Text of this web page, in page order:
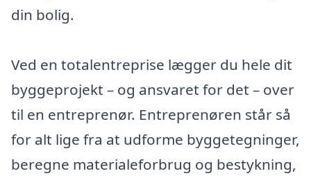
din bolig.
Ved en totalentreprise lægger du hele dit
byggeprojekt – og ansvaret for det – over
til en entreprenør. Entreprenøren står så
for alt lige fra at udforme byggetegninger,
beregne materialeforbrug og bestykning,